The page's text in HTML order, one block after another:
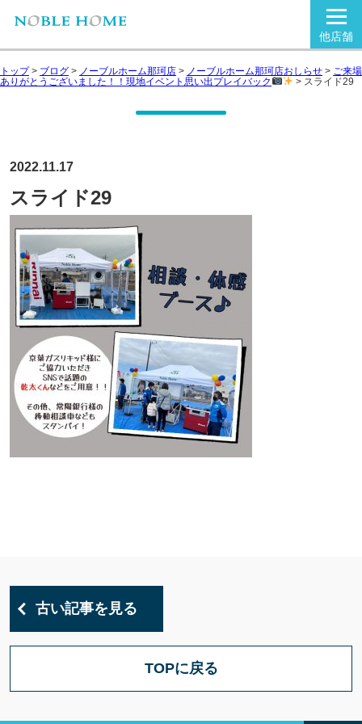
他店舗
トップ> ブログ > ノーブルホーム那珂店 > ノーブルホーム那珂店おしらせ > ご来場
ありがとうございました！！現地イベント思い出プレイバック
> スライド29
2022.11.17
スライド29
古い記事を見る
TOPに戻る